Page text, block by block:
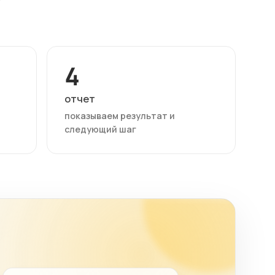
4
отчет
показываем результат и
следующий шаг